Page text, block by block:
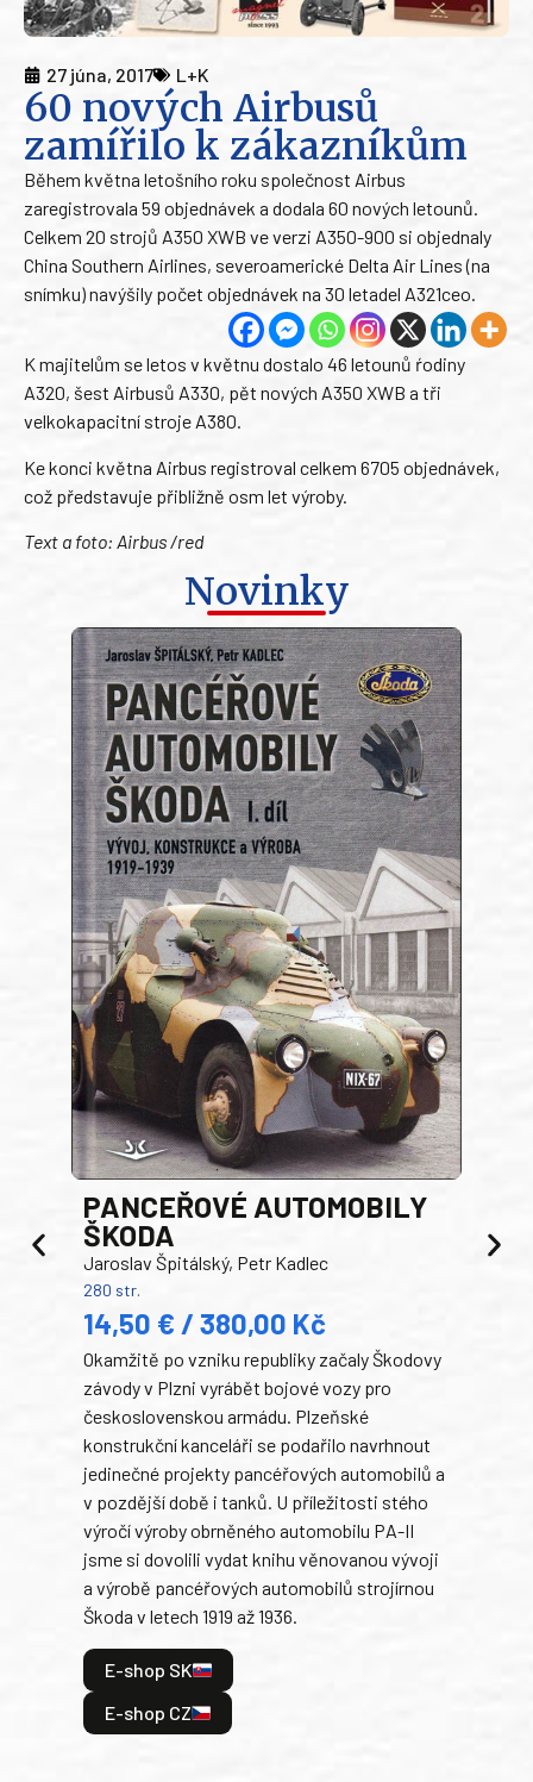
27 júna, 2017 L+K
60 nových Airbusů
zamířilo k zákazníkům
Během května letošního roku společnost Airbus
zaregistrovala 59 objednávek a dodala 60 nových letounů.
Celkem 20 strojů A350 XWB ve verzi A350-900 si objednaly
China Southern Airlines, severoamerické Delta Air Lines (na
snímku) navýšily počet objednávek na 30 letadel A321ceo.
K majitelům se letos v květnu dostalo 46 letounů ŕodiny
A320, šest Airbusů A330, pět nových A350 XWB a tři
velkokapacitní stroje A380.
Ke konci května Airbus registroval celkem 6705 objednávek,
což představuje přibližně osm let výroby.
Text a foto: Airbus /red
Novinky
PANCEŘOVÉ AUTOMOBILY
ŠKODA
Jaroslav Špitálský, Petr Kadlec
280 str.
14,50 € / 380,00 Kč
Okamžitě po vzniku republiky začaly Škodovy
závody v Plzni vyrábět bojové vozy pro
československou armádu. Plzeňské
konstrukční kanceláři se podařilo navrhnout
jedinečné projekty pancéřových automobilů a
v pozdější době i tanků. U příležitosti stého
výročí výroby obrněného automobilu PA-II
jsme si dovolili vydat knihu věnovanou vývoji
a výrobě pancéřových automobilů strojírnou
Škoda v letech 1919 až 1936.
E-shop SK
E-shop CZ